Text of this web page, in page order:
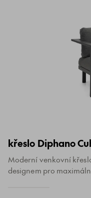
křeslo Diphano
Moderní venkovní
designem pro